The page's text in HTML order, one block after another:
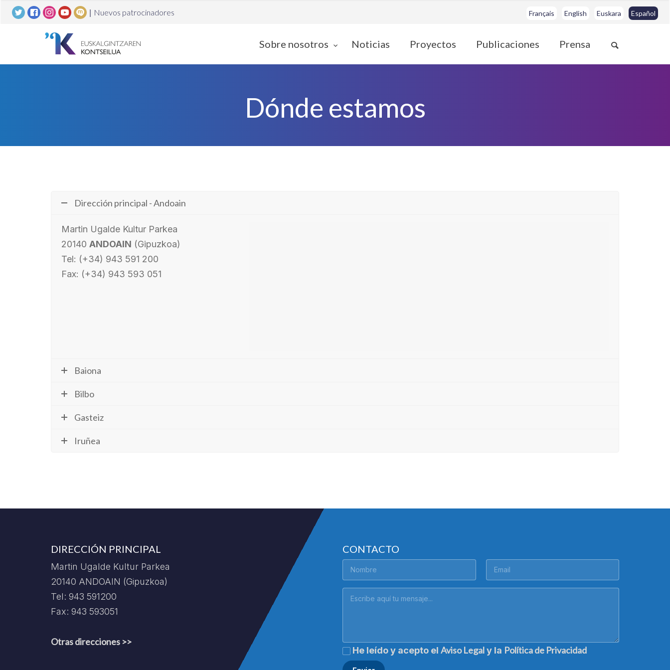
| Nuevos patrocinadores Français English Euskara Español
Sobre nosotros Noticias Proyectos Publicaciones Prensa
Dónde estamos
Dirección principal - Andoain
Martin Ugalde Kultur Parkea
20140 ANDOAIN (Gipuzkoa)
Tel: (+34) 943 591 200
Fax: (+34) 943 593 051
Baiona
Bilbo
Gasteiz
Iruñea
DIRECCIÓN PRINCIPAL
Martin Ugalde Kultur Parkea
20140 ANDOAIN (Gipuzkoa)
Tel: 943 591200
Fax: 943 593051
Otras direcciones >>
CONTACTO
He leído y acepto el Aviso Legaly la Política de Privacidad